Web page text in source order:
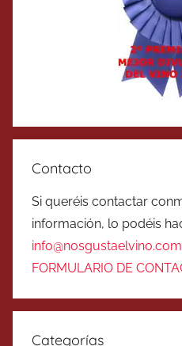
Contacto
Si queréis contactar
información, lo podéis
info@nosgustaelvino.com
FORMULARIO DE
Categorías